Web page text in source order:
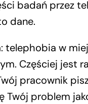
badań przez
dane.
telephobia w
Częściej jest
pracownik
Twój problem